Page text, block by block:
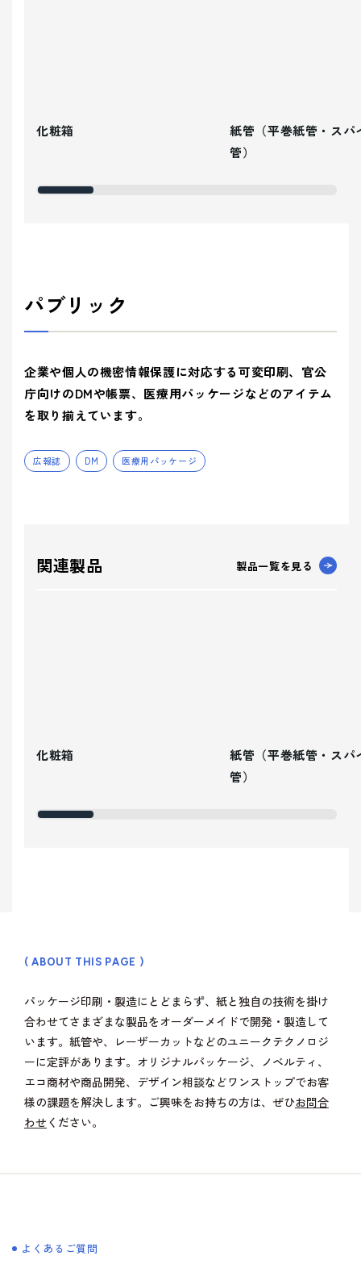
化粧箱
紙管（平巻紙管・スパ
管）
パブリック
企業や個人の機密情報保護に対応する可変印刷、官公
庁向けのDMや帳票、医療用パッケージなどのアイテム
を取り揃えています。
広報誌 DM 医療用パッケージ
関連製品 製品一覧を見る
化粧箱
紙管（平巻紙管・スパ
管）
( ABOUT THIS PAGE )
パッケージ印刷・製造にとどまらず、紙と独自の技術を掛け
合わせてさまざまな製品をオーダーメイドで開発・製造して
います。紙管や、レーザーカットなどのユニークテクノロジ
ーに定評があります。オリジナルパッケージ、ノベルティ、
エコ商材や商品開発、デザイン相談などワンストップでお客
様の課題を解決します。ご興味をお持ちの方は、ぜひお問合
わせ ください。
よくあるご質問